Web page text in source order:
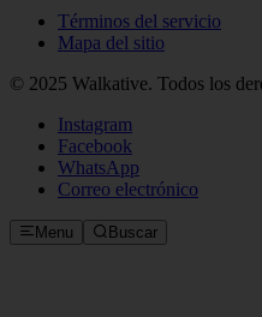
Términos del servicio
Mapa del sitio
© 2025 Walkative. Todos los
Instagram
Facebook
WhatsApp
Correo electrónico
Menu Buscar